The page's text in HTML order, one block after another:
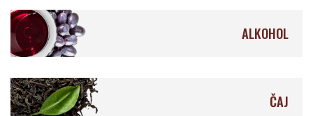
Valrhona MesjokkeALKOHOL
ČAJ